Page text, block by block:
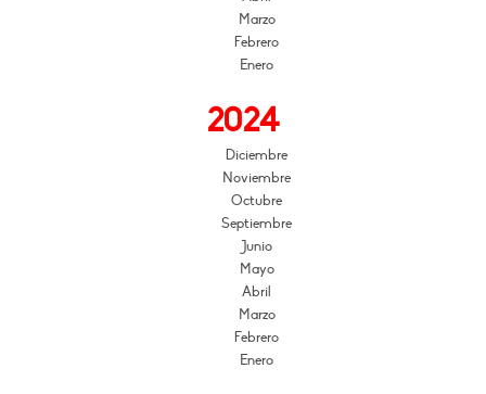
Marzo
Febrero
Enero
2024
Diciembre
Noviembre
Octubre
Septiembre
Junio
Mayo
Abril
Marzo
Febrero
Enero